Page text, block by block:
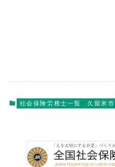
社会保険労務士一覧 久留米市